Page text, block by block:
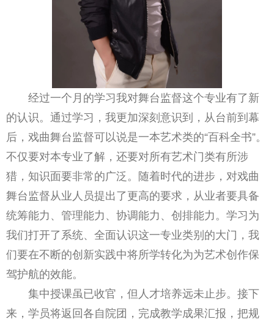
经过一个月的学习我对舞台监督这个专业有了新
的认识。通过学习，我更加深刻意识到，从台前到幕
后，戏曲舞台监督可以说是一本艺术类的“百科全书”。
不仅要对本专业了解，还要对所有艺术门类有所涉
猎，知识面要非常的广泛。随着时代的进步，对戏曲
舞台监督从业人员提出了更高的要求，从业者要具备
统筹能力、管理能力、协调能力、创排能力。学习为
我们打开了系统、全面认识这一专业类别的大门，我
们要在不断的创新实践中将所学转化为为艺术创作保
驾护航的效能。
集中授课虽已收官，但人才培养远未止步。接下
来，学员将返回各自院团，完成教学成果汇报，把规